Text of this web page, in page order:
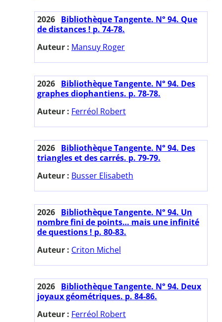
2026 Bibliothèque Tangente. N° 94. Que
de distances ! p. 74-78.
Auteur : Mansuy Roger
2026 Bibliothèque Tangente. N° 94. Des
graphes diophantiens. p. 78-78.
Auteur : Ferréol Robert
2026 Bibliothèque Tangente. N° 94. Des
triangles et des carrés. p. 79-79.
Auteur : Busser Elisabeth
2026 Bibliothèque Tangente. N° 94. Un
nombre fini de points… mais une infinité
de questions ! p. 80-83.
Auteur : Criton Michel
2026 Bibliothèque Tangente. N° 94. Deux
joyaux géométriques. p. 84-86.
Auteur : Ferréol Robert